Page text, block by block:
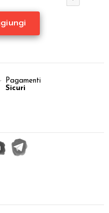
Pagamenti
Sicuri